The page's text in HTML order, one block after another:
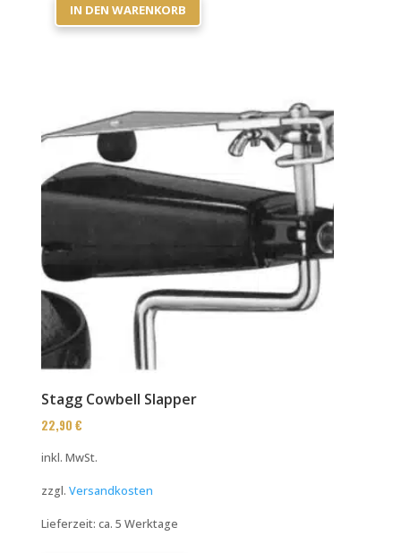
IN DEN WARENKORB
Stagg Cowbell Slapper
22,90€
inkl. MwSt.
zzgl.Versandkosten
Lieferzeit:ca. 5 Werktage